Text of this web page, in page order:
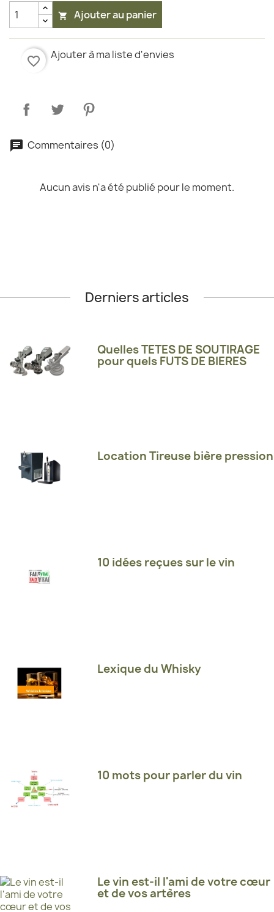
 Ajouter au panier
favorite_border Ajouter à ma liste d'envies
Commentaires (0)
Aucun avis n'a été publié pour le moment.
Derniers articles
Quelles TETES DE SOUTIRAGE
pour quels FUTS DE BIERES
Location Tireuse bière pression
10 idées reçues sur le vin
Lexique du Whisky
10 mots pour parler du vin
Le vin est-il l'ami de votre cœur
et de vos artères